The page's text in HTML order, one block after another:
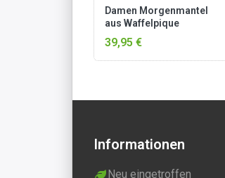
Damen Morgenmantel
aus Waffelpique
„Manisa“ Altrosa
39,95 €
Informationen
Neu eingetroffen